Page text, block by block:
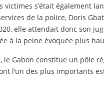
victimes s’était également
de la police, Doris
elle attendait donc son
à la peine évoquée plus
le Gabon constitue un pôle
l’un des plus importants